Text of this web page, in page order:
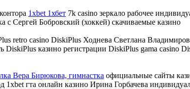
1xbet 1хбет 7k casino зеркало рабочее
с Сергей Бобровский (хоккей) скачиваемые казино
retro casino DiskiPlus Ходнева Светлана
казино регистрации DiskiPlus gama casino
Вера Бирюкова, гимнастка официальные сайты
гта онлайн казино Ирина Горбачева